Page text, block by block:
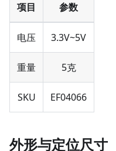
项目 参数
电压 3.3V~5V
重量 5克
SKU EF04066
外形与定位尺寸